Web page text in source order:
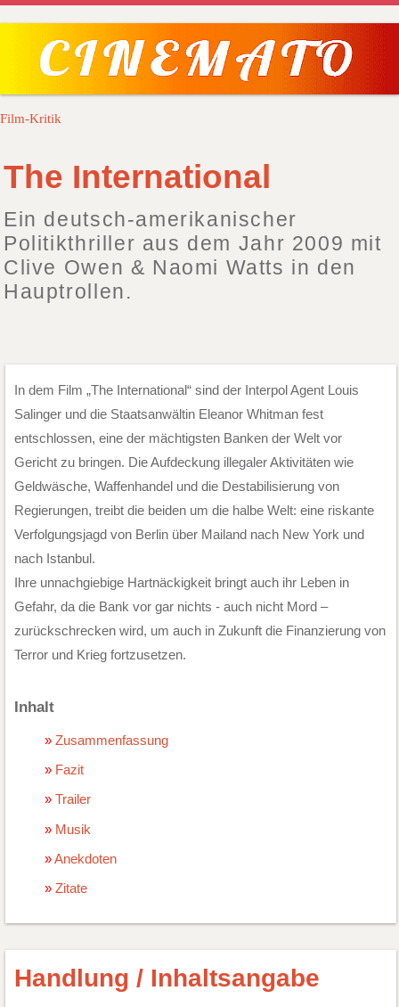
Film-Kritik
The International
Ein deutsch-amerikanischer
Politikthriller aus dem Jahr 2009 mit
Clive Owen & Naomi Watts in den
Hauptrollen.
In dem Film „The International“ sind der Interpol Agent Louis
Salinger und die Staatsanwältin Eleanor Whitman fest
entschlossen, eine der mächtigsten Banken der Welt vor
Gericht zu bringen. Die Aufdeckung illegaler Aktivitäten wie
Geldwäsche, Waffenhandel und die Destabilisierung von
Regierungen, treibt die beiden um die halbe Welt: eine riskante
Verfolgungsjagd von Berlin über Mailand nach New York und
nach Istanbul.
Ihre unnachgiebige Hartnäckigkeit bringt auch ihr Leben in
Gefahr, da die Bank vor gar nichts - auch nicht Mord –
zurückschrecken wird, um auch in Zukunft die Finanzierung von
Terror und Krieg fortzusetzen.
Inhalt
Zusammenfassung
Fazit
Trailer
Musik
Anekdoten
Zitate
Handlung / Inhaltsangabe